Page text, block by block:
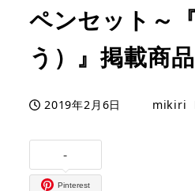
ペンセット～
う）』掲載商
投稿日
2019年2月6日 mikiri
-
Pinterest